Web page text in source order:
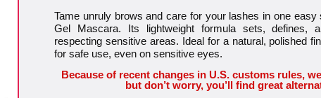
Tame unruly brows and care for your lashes in one
Gel Mascara. Its lightweight formula sets, defines,
respecting sensitive areas. Ideal for a natural, polished
for safe use, even on sensitive eyes.
Because of recent changes in U.S. customs rules,
but don’t worry, you’ll find great